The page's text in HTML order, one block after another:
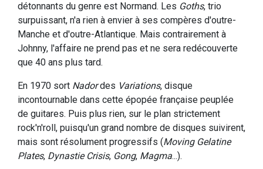
détonnants du genre est Normand. Les Goths, trio
surpuissant, n'a rien à envier à ses compères d'outre-
Manche et d'outre-Atlantique. Mais contrairement à
Johnny, l'affaire ne prend pas et ne sera redécouverte
que 40 ans plus tard.
En 1970 sort Nadordes Variations, disque
incontournable dans cette épopée française peuplée
de guitares. Puis plus rien, sur le plan strictement
rock'n'roll, puisqu'un grand nombre de disques suivirent,
mais sont résolument progressifs (Moving Gelatine
Plates, Dynastie Crisis, Gong, Magma...).